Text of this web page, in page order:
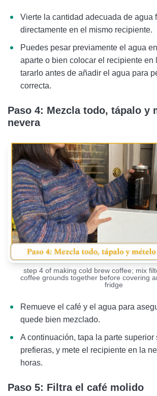
Vierte la cantidad adecuada de agua
directamente en el mismo recipiente.
Puedes pesar previamente el agua
aparte o bien colocar el recipiente en
tararlo antes de añadir el agua para
correcta.
Paso 4: Mezcla todo, tápalo y
nevera
step 4 of making cold brew coffee; mix
coffee grounds together before covering
fridge
Remueve el café y el agua para
quede bien mezclado.
A continuación, tapa la parte superior
prefieras, y mete el recipiente en la
horas.
Paso 5: Filtra el café molido